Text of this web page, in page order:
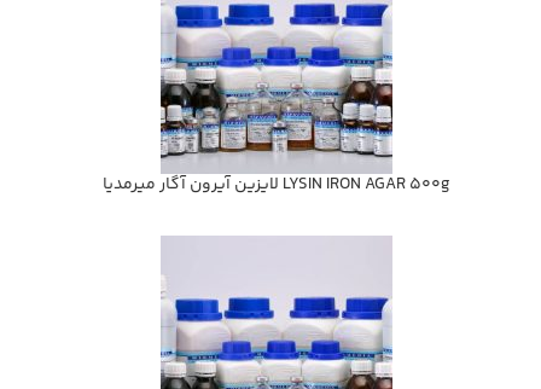
LYSIN IRON AGAR 500g لايزين آيرون آگار ميرمديا